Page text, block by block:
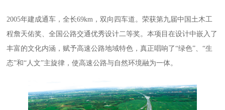
2005年建成通车，全长69km，双向四车道。荣获第九届中国土木工
程詹天佑奖、全国公路交通优秀设计二等奖。本项目在设计中嵌入了
丰富的文化内涵，赋予高速公路地域特色，真正唱响了“绿色”、“生
态”和“人文”主旋律，使高速公路与自然环境融为一体。